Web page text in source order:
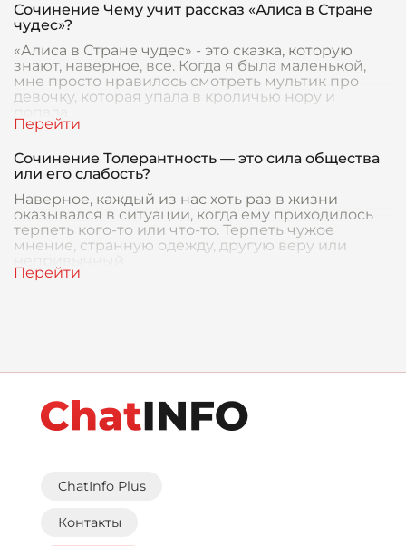
Сочинение Чему учит рассказ «Алиса в Стране
чудес»?
«Алиса в Стране чудес» - это сказка, которую
знают, наверное, все. Когда я была маленькой,
мне просто нравилось смотреть мультик про
девочку, которая упала в кроличью нору и
Сочинение Толерантность — это сила общества
или его слабость?
Наверное, каждый из нас хоть раз в жизни
оказывался в ситуации, когда ему приходилось
терпеть кого-то или что-то. Терпеть чужое
мнение, странную одежду, другую веру или
ChatInfo Plus
Контакты